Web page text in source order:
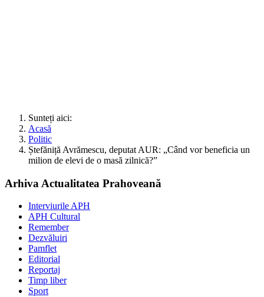
Sunteți aici:
Acasă
Politic
Ștefăniță Avrămescu, deputat AUR: „Când vor beneficia un
milion de elevi de o masă zilnică?”
Arhiva Actualitatea Prahoveană
Interviurile APH
APH Cultural
Remember
Dezvăluiri
Pamflet
Editorial
Reportaj
Timp liber
Sport